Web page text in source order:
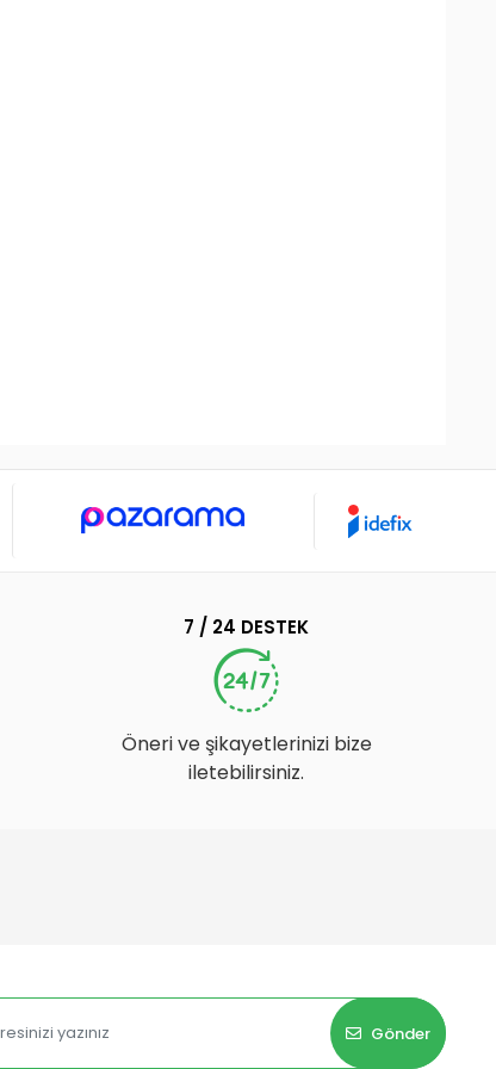
7 / 24 DESTEK
Öneri ve şikayetlerinizi bize
iletebilirsiniz.
Gönder